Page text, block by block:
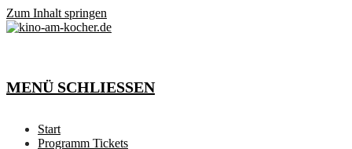
Zum Inhalt springen
MENÜ SCHLIESSEN
Start
Programm Tickets